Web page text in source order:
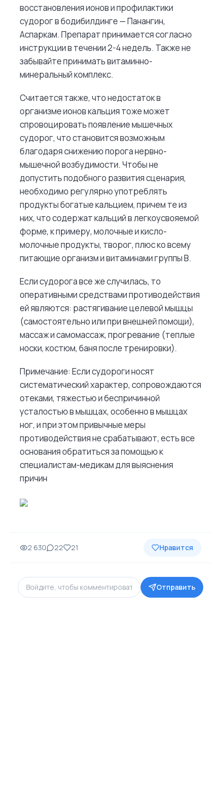
восстановления ионов и профилактики
судорог в бодибилдинге — Панангин,
Аспаркам. Препарат принимается согласно
инструкции в течении 2-4 недель. Также не
забывайте принимать витаминно-
минеральный комплекс.
Считается также, что недостаток в
организме ионов кальция тоже может
спровоцировать появление мышечных
судорог, что становится возможным
благодаря снижению порога нервно-
мышечной возбудимости. Чтобы не
допустить подобного развития сценария,
необходимо регулярно употреблять
продукты богатые кальцием, причем те из
них, что содержат кальций в легкоусвояемой
форме, к примеру, молочные и кисло-
молочные продукты, творог, плюс ко всему
питающие организм и витаминами группы В.
Если судорога все же случилась, то
оперативными средствами противодействия
ей являются: растягивание целевой мышцы
(самостоятельно или при внешней помощи),
массаж и самомассаж, прогревание (теплые
носки, костюм, баня после тренировки).
Примечание: Если судороги носят
систематический характер, сопровождаются
отеками, тяжестью и беспричинной
усталостью в мышцах, особенно в мышцах
ног, и при этом привычные меры
противодействия не срабатывают, есть все
основания обратиться за помощью к
специалистам-медикам для выяснения
причин
2 630 22 21 Нравится
Отправить